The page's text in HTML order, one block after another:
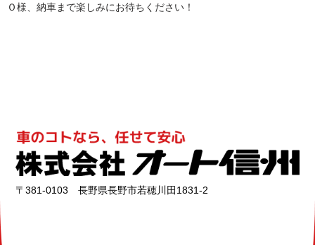
Ｏ様、納車まで楽しみにお待ちください！
〒381-0103 長野県長野市若穂川田1831-2